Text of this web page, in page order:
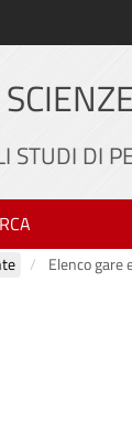
STUDI DI
Elenco gare